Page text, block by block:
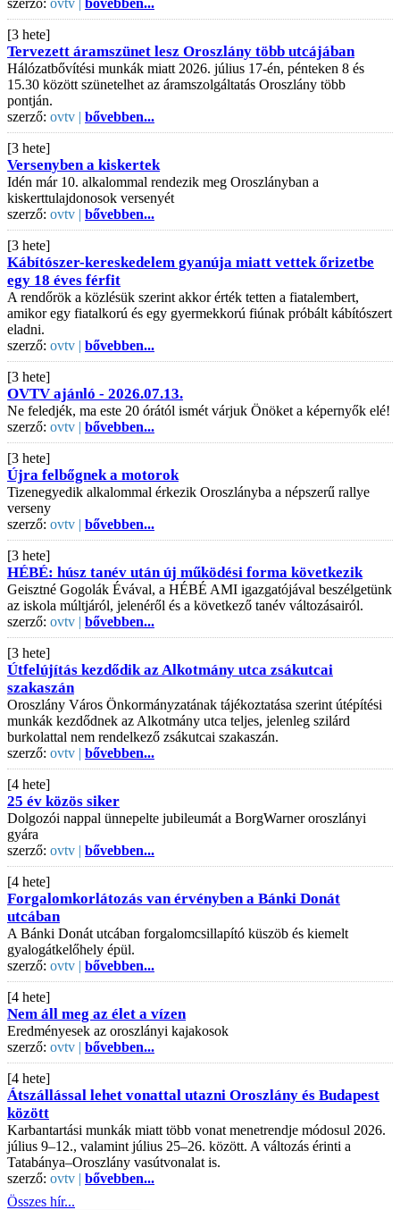
[3 hete]
Tervezett áramszünet lesz Oroszlány több utcájában
Hálózatbővítési munkák miatt 2026. július 17-én, pénteken 8 és
15.30 között szünetelhet az áramszolgáltatás Oroszlány több
pontján.
szerző: ovtv | bővebben...
[3 hete]
Versenyben a kiskertek
Idén már 10. alkalommal rendezik meg Oroszlányban a
kiskerttulajdonosok versenyét
szerző: ovtv | bővebben...
[3 hete]
Kábítószer-kereskedelem gyanúja miatt vettek őrizetbe
egy 18 éves férfit
A rendőrök a közlésük szerint akkor érték tetten a fiatalembert,
amikor egy fiatalkorú és egy gyermekkorú fiúnak próbált kábítószert
eladni.
szerző: ovtv | bővebben...
[3 hete]
OVTV ajánló - 2026.07.13.
Ne feledjék, ma este 20 órától ismét várjuk Önöket a képernyők elé!
szerző: ovtv | bővebben...
[3 hete]
Újra felbőgnek a motorok
Tizenegyedik alkalommal érkezik Oroszlányba a népszerű rallye
verseny
szerző: ovtv | bővebben...
[3 hete]
HÉBÉ: húsz tanév után új működési forma következik
Geisztné Gogolák Évával, a HÉBÉ AMI igazgatójával beszélgetünk
az iskola múltjáról, jelenéről és a következő tanév változásairól.
szerző: ovtv | bővebben...
[3 hete]
Útfelújítás kezdődik az Alkotmány utca zsákutcai
szakaszán
Oroszlány Város Önkormányzatának tájékoztatása szerint útépítési
munkák kezdődnek az Alkotmány utca teljes, jelenleg szilárd
burkolattal nem rendelkező zsákutcai szakaszán.
szerző: ovtv | bővebben...
[4 hete]
25 év közös siker
Dolgozói nappal ünnepelte jubileumát a BorgWarner oroszlányi
gyára
szerző: ovtv | bővebben...
[4 hete]
Forgalomkorlátozás van érvényben a Bánki Donát
utcában
A Bánki Donát utcában forgalomcsillapító küszöb és kiemelt
gyalogátkelőhely épül.
szerző: ovtv | bővebben...
[4 hete]
Nem áll meg az élet a vízen
Eredményesek az oroszlányi kajakosok
szerző: ovtv | bővebben...
[4 hete]
Átszállással lehet vonattal utazni Oroszlány és Budapest
között
Karbantartási munkák miatt több vonat menetrendje módosul 2026.
július 9–12., valamint július 25–26. között. A változás érinti a
Tatabánya–Oroszlány vasútvonalat is.
szerző: ovtv | bővebben...
Összes hír...